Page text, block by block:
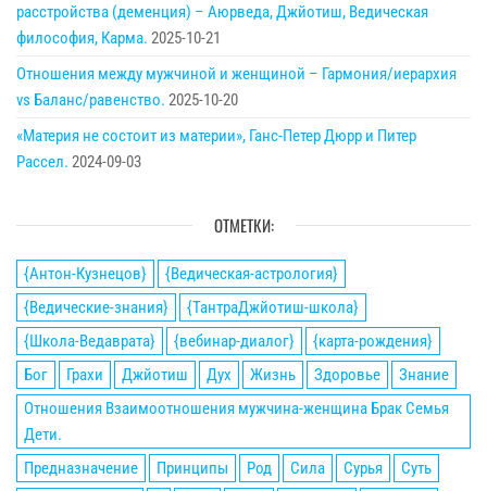
расстройства (деменция) – Аюрведа, Джйотиш, Ведическая
философия, Карма. 2025-10-21
Отношения между мужчиной и женщиной – Гармония/иерархия
vs Баланс/равенство. 2025-10-20
«Материя не состоит из материи», Ганс-Петер Дюрр и Питер
Рассел. 2024-09-03
ОТМЕТКИ:
{Антон-Кузнецов}
{Ведическая-астрология}
{Ведические-знания}
{ТантраДжйотиш-школа}
{Школа-Ведаврата}
{вебинар-диалог}
{карта-рождения}
Бог
Грахи Джйотиш Дух Жизнь Здоровье
Знание
Отношения Взаимоотношения мужчина-женщина Брак Семья
Дети.
Предназначение
Принципы Род Сила Сурья
Суть